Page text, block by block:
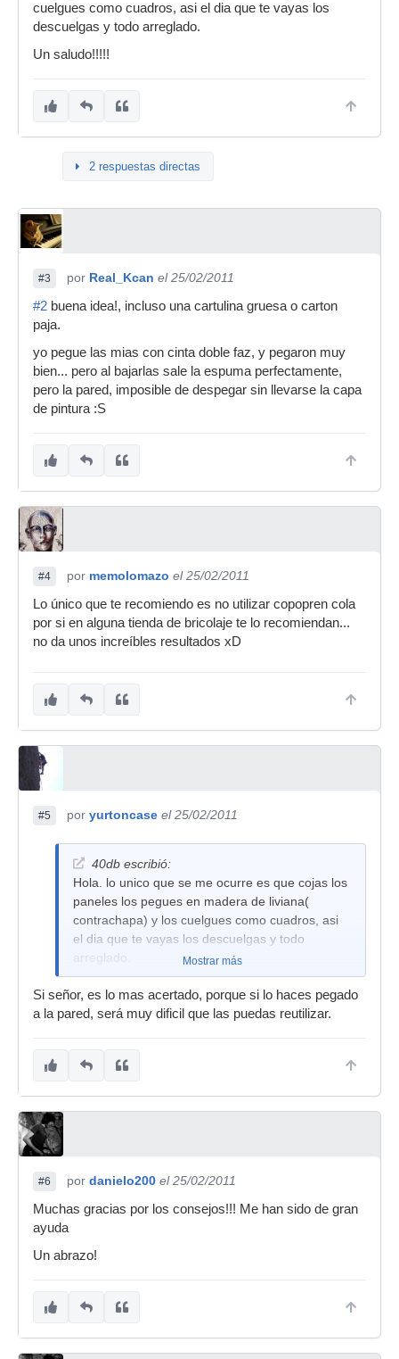
cuelgues como cuadros, asi el dia que te vayas los
descuelgas y todo arreglado.
Un saludo!!!!!
2 respuestas directas
#3 por Real_Kcan el 25/02/2011
#2 buena idea!, incluso una cartulina gruesa o carton
paja.
yo pegue las mias con cinta doble faz, y pegaron muy
bien... pero al bajarlas sale la espuma perfectamente,
pero la pared, imposible de despegar sin llevarse la capa
de pintura :S
#4 por memolomazo el 25/02/2011
Lo único que te recomiendo es no utilizar copopren cola
por si en alguna tienda de bricolaje te lo recomiendan...
no da unos increíbles resultados xD
#5 por yurtoncase el 25/02/2011
40db escribió:
Hola. lo unico que se me ocurre es que cojas los
paneles los pegues en madera de liviana(
contrachapa) y los cuelgues como cuadros, asi
el dia que te vayas los descuelgas y todo
arreglado.
Mostrar más
Si señor, es lo mas acertado, porque si lo haces pegado
a la pared, será muy dificil que las puedas reutilizar.
#6 por danielo200 el 25/02/2011
Muchas gracias por los consejos!!! Me han sido de gran
ayuda
Un abrazo!